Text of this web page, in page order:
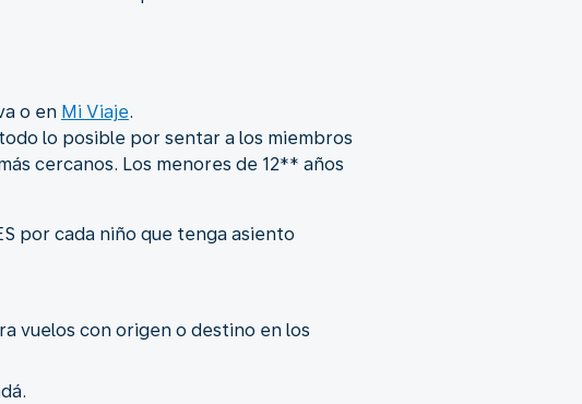
o en Mi Viaje.
lo posible por sentar a los miembros
cercanos. Los menores de 12** años
por cada niño que tenga asiento
vuelos con origen o destino en los